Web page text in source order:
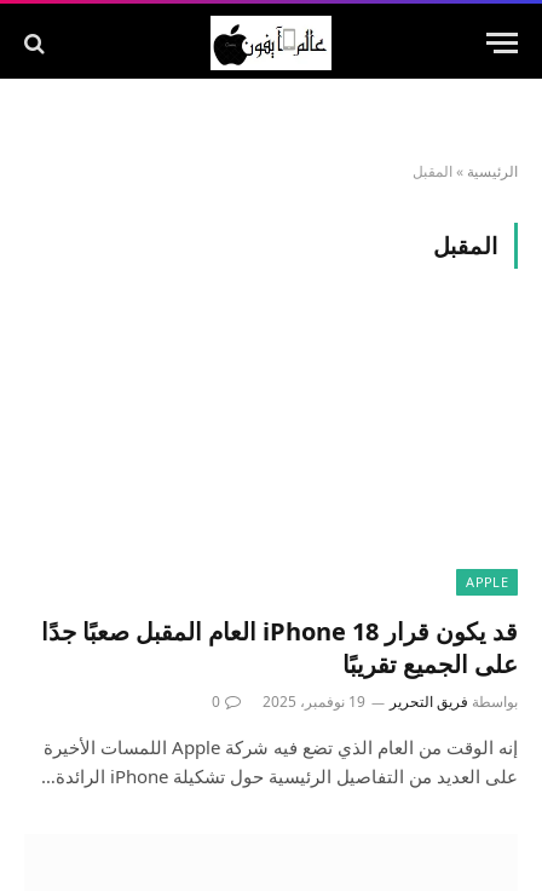
الرئيسية » المقبل
المقبل
APPLE
قد يكون قرار iPhone 18 العام المقبل صعبًا جدًا
على الجميع تقريبًا
بواسطة فريق التحرير 19 نوفمبر، 2025 0
إنه الوقت من العام الذي تضع فيه شركة Apple اللمسات الأخيرة
على العديد من التفاصيل الرئيسية حول تشكيلة iPhone الرائدة…